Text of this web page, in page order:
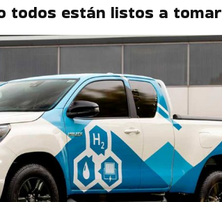
todos están listos a tomar